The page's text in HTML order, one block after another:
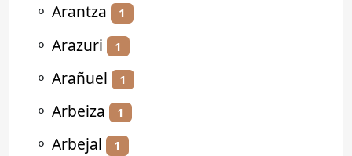
⚬ Arantza 1
⚬ Arazuri 1
⚬ Arañuel 1
⚬ Arbeiza 1
⚬ Arbejal 1